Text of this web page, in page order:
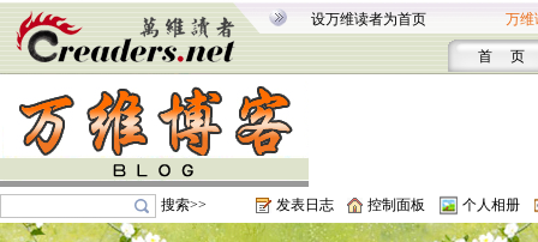
设万维读者为首页 万维
首 页
搜索>> 发表日志 控制面板 个人相册